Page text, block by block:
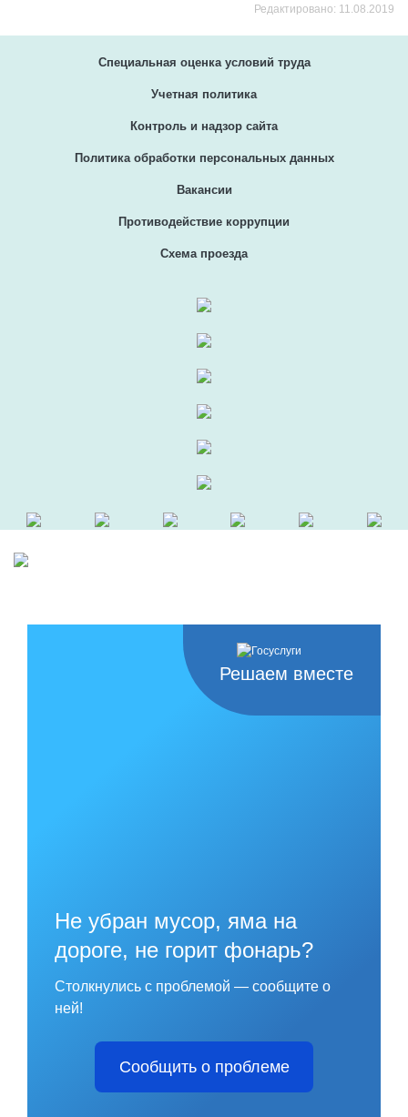
Редактировано: 11.08.2019
Специальная оценка условий труда
Учетная политика
Контроль и надзор сайта
Политика обработки персональных данных
Вакансии
Противодействие коррупции
Схема проезда
Решаем вместе
Не убран мусор, яма на
дороге, не горит фонарь?
Столкнулись с проблемой — сообщите о
ней!
Сообщить о проблеме